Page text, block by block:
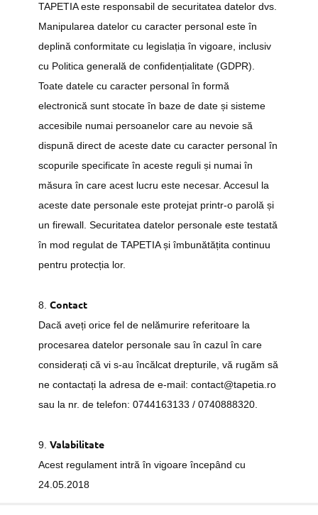
TAPETIA este responsabil de securitatea datelor dvs.
Manipularea datelor cu caracter personal este în
deplină conformitate cu legislația în vigoare, inclusiv
cu Politica generală de confidențialitate (GDPR).
Toate datele cu caracter personal în formă
electronică sunt stocate în baze de date și sisteme
accesibile numai persoanelor care au nevoie să
dispună direct de aceste date cu caracter personal în
scopurile specificate în aceste reguli și numai în
măsura în care acest lucru este necesar. Accesul la
aceste date personale este protejat printr-o parolă și
un firewall. Securitatea datelor personale este testată
în mod regulat de TAPETIA și îmbunătățita continuu
pentru protecția lor.
8. Contact
Dacă aveți orice fel de nelămurire referitoare la
procesarea datelor personale sau în cazul în care
considerați că vi s-au încălcat drepturile, vă rugăm să
ne contactați la adresa de e-mail: contact@tapetia.ro
sau la nr. de telefon: 0744163133 / 0740888320.
9. Valabilitate
Acest regulament intră în vigoare începând cu
24.05.2018